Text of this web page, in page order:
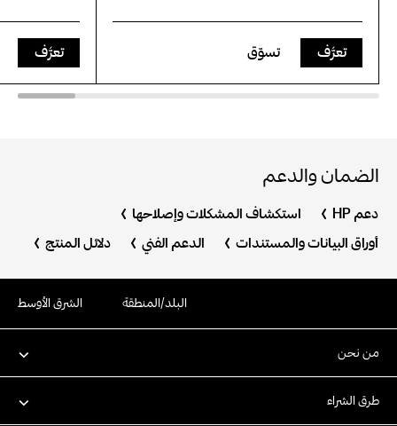
تعرَّف تعرَّف تسوّق
الضمان والدعم
دعم HP استكشاف المشكلات وإصلاحها
أوراق البيانات والمستندات الدعم الفني دلائل المنتج
البلد/المنطقة الشرق الأوسط
من نحن
طرق الشراء